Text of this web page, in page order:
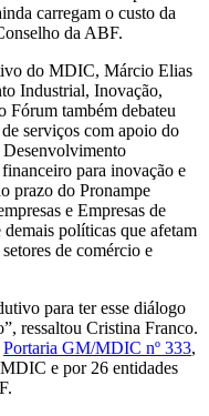
carregam o custo da
da ABF.
do MDIC, Márcio Elias
Industrial, Inovação,
Fórum também debateu
serviços com apoio do
para inovação e
prazo do Pronampe
e Empresas de
políticas que afetam
de comércio e
para ter esse diálogo
ressaltou Cristina Franco.
Portaria GM/MDIC nº 333,
e por 26 entidades